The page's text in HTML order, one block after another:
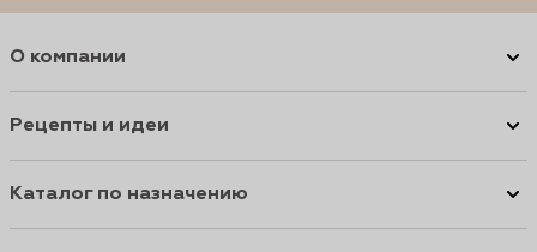
О компании
Рецепты и идеи
Каталог по назначению